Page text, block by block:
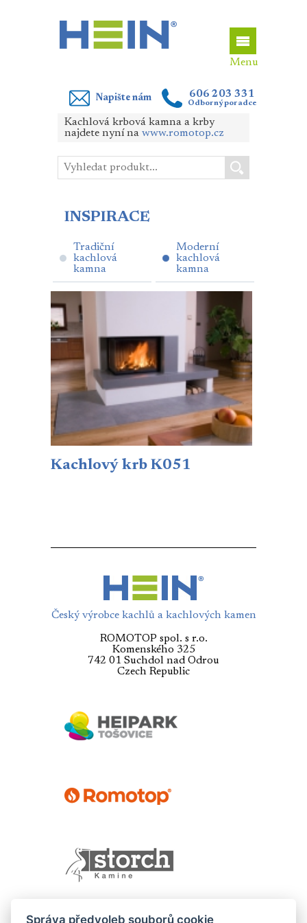
Napište nám 606 203 331
Odborný poradce
Kachlová krbová kamna a krby
najdete nyní na www.romotop.cz
INSPIRACE
Tradiční
kachlová
kamna
Moderní
kachlová
kamna
Kachlový krb K051
Český výrobce kachlů a kachlových kamen
ROMOTOP spol. s r.o.
Komenského 325
742 01 Suchdol nad Odrou
Czech Republic
Správa předvoleb souborů cookie